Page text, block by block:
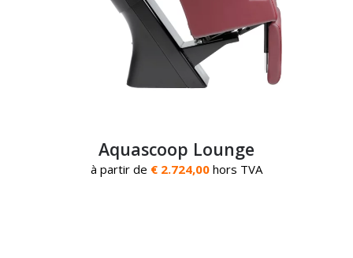
Aquascoop Lounge
à partir de € 2.724,00 hors TVA